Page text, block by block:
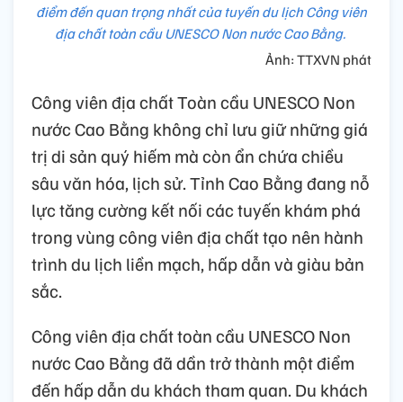
điểm đến quan trọng nhất của tuyến du lịch Công viên
địa chất toàn cầu UNESCO Non nước Cao Bằng.
Ảnh: TTXVN phát
Công viên địa chất Toàn cầu UNESCO Non
nước Cao Bằng không chỉ lưu giữ những giá
trị di sản quý hiếm mà còn ẩn chứa chiều
sâu văn hóa, lịch sử. Tỉnh Cao Bằng đang nỗ
lực tăng cường kết nối các tuyến khám phá
trong vùng công viên địa chất tạo nên hành
trình du lịch liền mạch, hấp dẫn và giàu bản
sắc.
Công viên địa chất toàn cầu UNESCO Non
nước Cao Bằng đã dần trở thành một điểm
đến hấp dẫn du khách tham quan. Du khách